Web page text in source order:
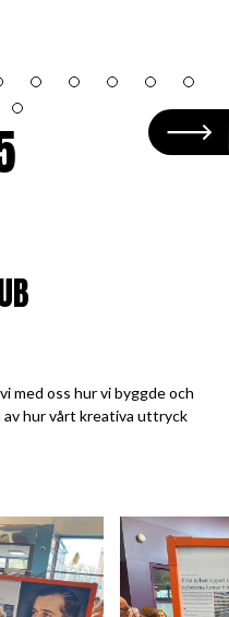
med oss hur vi byggde och
av hur vårt kreativa uttryck